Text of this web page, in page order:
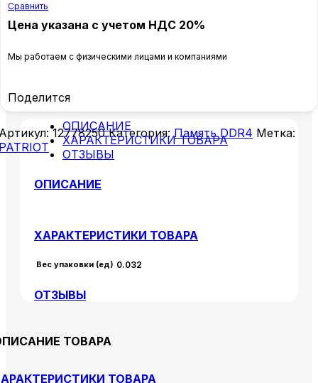
Сравнить
Цена указана с учетом НДС 20%
Мы работаем с физическими лицами и компаниями
Поделится
12778250Категория: Память DDR4 Метка:
ОПИСАНИЕ
ХАРАКТЕРИСТИКИ ТОВАРА
ОТЗЫВЫ
ОПИСАНИЕ
ХАРАКТЕРИСТИКИ ТОВАРА
Вес упаковки (ед) 0.032
ОТЗЫВЫ
ТОВАРА
ТОВАРА